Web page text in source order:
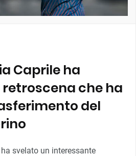
Caprile ha
che ha
del
ha svelato un interessante